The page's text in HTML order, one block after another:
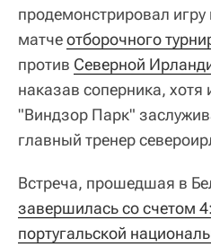
продемонстрировал
матчеотборочного
против Северной
наказав соперника, хотя
"Виндзор Парк"
главный тренер
Встреча, прошедшая в
завершилась со счетом
португальской